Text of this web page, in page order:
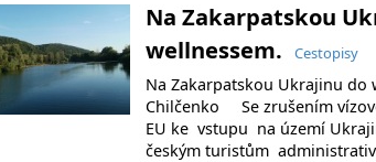
Na Zakarpatskou
wellnessem.
Cestopisy
Na Zakarpatskou Ukrajinu
Chilčenko Se zrušením
EU ke vstupu na území
českým turistům